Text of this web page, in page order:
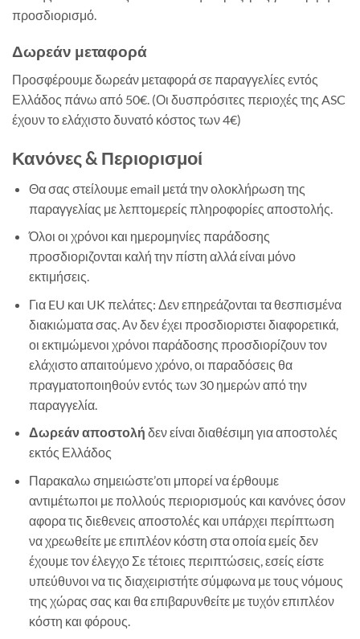
προσδιορισμό.
Δωρεάν μεταφορά
Προσφέρουμε δωρεάν μεταφορά σε παραγγελίες εντός
Ελλάδος πάνω από 50€. (Οι δυσπρόσιτες περιοχές της ASC
έχουν το ελάχιστο δυνατό κόστος των 4€)
Κανόνες & Περιορισμοί
Θα σας στείλουμε email μετά την ολοκλήρωση της
παραγγελίας με λεπτομερείς πληροφορίες αποστολής.
Όλοι οι χρόνοι και ημερομηνίες παράδοσης
προσδιοριζονται καλή την πίστη αλλά είναι μόνο
εκτιμήσεις.
Για EU και UK πελάτες: Δεν επηρεάζονται τα θεσπισμένα
διακιώματα σας. Αν δεν έχει προσδιοριστει διαφορετικά,
οι εκτιμώμενοι χρόνοι παράδοσης προσδιορίζουν τον
ελάχιστο απαιτούμενο χρόνο, οι παραδόσεις θα
πραγματοποιηθούν εντός των 30 ημερών από την
παραγγελία.
Δωρεάν αποστολή δεν είναι διαθέσιμη για αποστολές
εκτός Ελλάδος
Παρακαλω σημειώστε’οτι μπορεί να έρθουμε
αντιμέτωποι με πολλούς περιορισμούς και κανόνες όσον
αφορα τις διεθενεις αποστολές και υπάρχει περίπτωση
να χρεωθείτε με επιπλέον κόστη στα οποία εμείς δεν
έχουμε τον έλεγχο Σε τέτοιες περιπτώσεις, εσείς είστε
υπεύθυνοι να τις διαχειριστήτε σύμφωνα με τους νόμους
της χώρας σας και θα επιβαρυνθείτε με τυχόν επιπλέον
κόστη και φόρους.